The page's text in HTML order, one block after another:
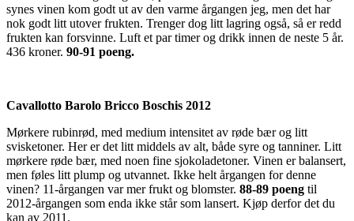
synes vinen kom godt ut av den varme årgangen jeg, men det har
nok godt litt utover frukten. Trenger dog litt lagring også, så er redd
frukten kan forsvinne. Luft et par timer og drikk innen de neste 5 år.
436 kroner. 90-91 poeng.
Cavallotto Barolo Bricco Boschis 2012
Mørkere rubinrød, med medium intensitet av røde bær og litt
svisketoner. Her er det litt middels av alt, både syre og tanniner. Litt
mørkere røde bær, med noen fine sjokoladetoner. Vinen er balansert,
men føles litt plump og utvannet. Ikke helt årgangen for denne
vinen? 11-årgangen var mer frukt og blomster. 88-89 poeng til
2012-årgangen som enda ikke står som lansert. Kjøp derfor det du
kan av 2011.